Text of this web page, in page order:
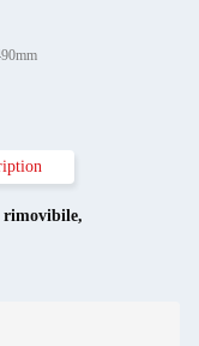
rimovibile,